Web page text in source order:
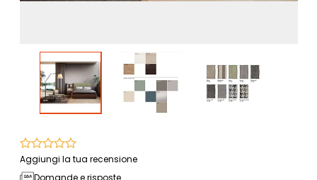
Aggiungi la tua recensione
Domande e risposte